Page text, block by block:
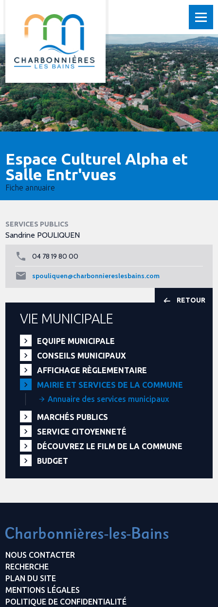
Espace Culturel Alpha et
Salle Entr'vues
Fiche annuaire
SERVICES PUBLICS
Sandrine POULIQUEN
04 78 19 80 00
spouliquen@charbonniereslesbains.com
RETOUR
VIE MUNICIPALE
EQUIPE MUNICIPALE
CONSEILS MUNICIPAUX
AFFICHAGE RÈGLEMENTAIRE
MAIRIE ET SERVICES DE LA COMMUNE
Annuaire des services municipaux
MARCHÉS PUBLICS
SERVICE CITOYENNETÉ
DÉCOUVREZ LE FILM DE LA COMMUNE
BUDGET
NOUS CONTACTER
RECHERCHE
PLAN DU SITE
MENTIONS LÉGALES
POLITIQUE DE CONFIDENTIALITÉ